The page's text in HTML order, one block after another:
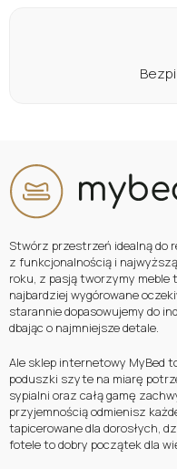
Stwórz przestrzeń idealną do
z funkcjonalnością i
roku, z pasją tworzymy meble
najbardziej wygórowane
starannie dopasowujemy do
dbając o najmniejsze detale.
Ale sklep internetowy MyBed
poduszki szyte na miarę
sypialni oraz całą gamę
przyjemnością odmienisz
tapicerowane dla dorosłych,
fotele to dobry początek dla